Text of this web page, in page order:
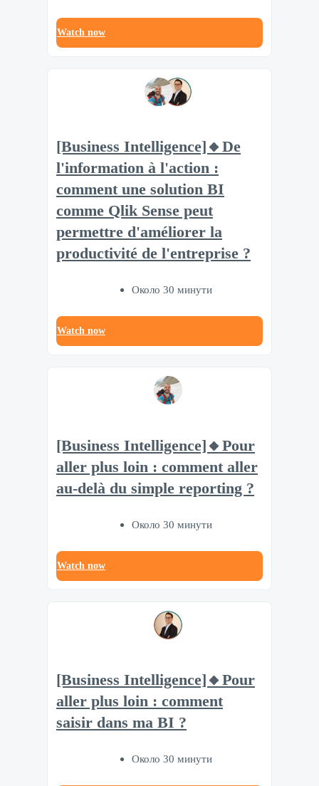
Watch now
[Business Intelligence]🔸De
l'information à l'action :
comment une solution BI
comme Qlik Sense peut
permettre d'améliorer la
productivité de l'entreprise ?
Около 30 минути
Watch now
[Business Intelligence]🔸Pour
aller plus loin : comment aller
au-delà du simple reporting ?
Около 30 минути
Watch now
[Business Intelligence]🔸Pour
aller plus loin : comment
saisir dans ma BI ?
Около 30 минути